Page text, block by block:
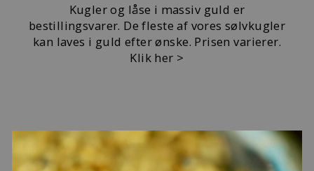
Kugler og låse i massiv guld er
bestillingsvarer. De fleste af vores sølvkugler
kan laves i guld efter ønske. Prisen varierer.
Klik her >